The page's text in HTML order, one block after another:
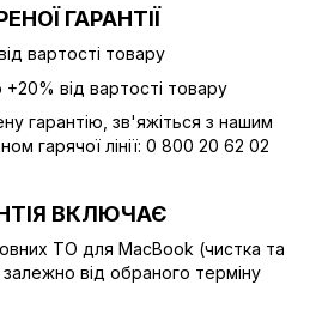
ГАРАНТІЇ
вартості товару
від вартості товару
гарантію, зв'яжіться з нашим
гарячої лінії: 0 800 20 62 02
ВКЛЮЧАЄ
ТО для MacBook (чистка та
від обраного терміну